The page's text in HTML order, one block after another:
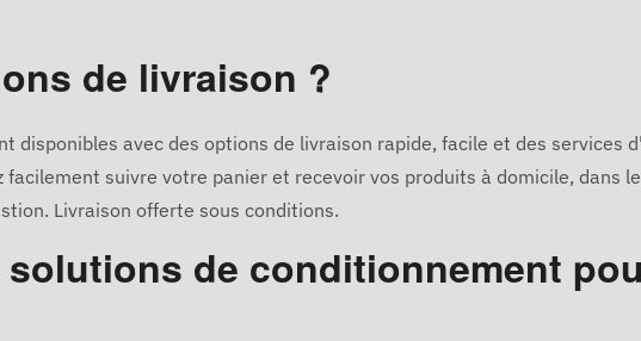
de livraison ?
disponibles avec des options de livraison rapide, facile et des services
facilement suivre votre panier et recevoir vos produits à domicile, dans
Livraison offerte sous conditions.
solutions de conditionnement